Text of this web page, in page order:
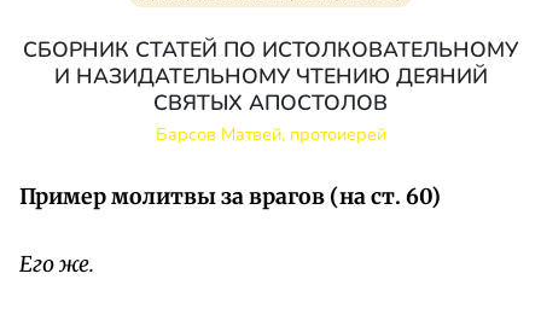
СБОРНИК СТАТЕЙ ПО ИСТОЛКОВАТЕЛЬНОМУ
И НАЗИДАТЕЛЬНОМУ ЧТЕНИЮ ДЕЯНИЙ
СВЯТЫХ АПОСТОЛОВ
Барсов Матвей, протоиерей
Пример молитвы за врагов (на ст. 60)
Его же.